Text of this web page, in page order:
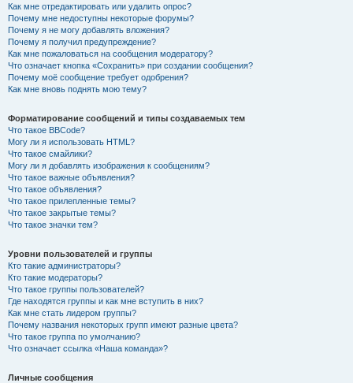
Как мне отредактировать или удалить опрос?
Почему мне недоступны некоторые форумы?
Почему я не могу добавлять вложения?
Почему я получил предупреждение?
Как мне пожаловаться на сообщения модератору?
Что означает кнопка «Сохранить» при создании сообщения?
Почему моё сообщение требует одобрения?
Как мне вновь поднять мою тему?
Форматирование сообщений и типы создаваемых тем
Что такое BBCode?
Могу ли я использовать HTML?
Что такое смайлики?
Могу ли я добавлять изображения к сообщениям?
Что такое важные объявления?
Что такое объявления?
Что такое прилепленные темы?
Что такое закрытые темы?
Что такое значки тем?
Уровни пользователей и группы
Кто такие администраторы?
Кто такие модераторы?
Что такое группы пользователей?
Где находятся группы и как мне вступить в них?
Как мне стать лидером группы?
Почему названия некоторых групп имеют разные цвета?
Что такое группа по умолчанию?
Что означает ссылка «Наша команда»?
Личные сообщения